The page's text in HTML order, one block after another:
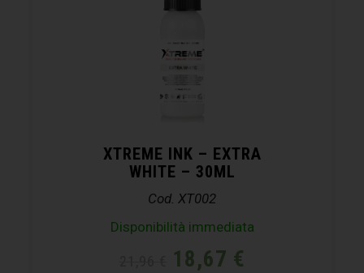
XTREME INK – EXTRA
WHITE – 30ML
Cod. XT002
Disponibilità immediata
18,67 €